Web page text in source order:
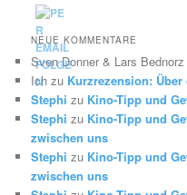
NEUE KOMMENTARE
Sven Donner & Lars Bednorz
Ich zu Kurzrezension:
Stephi zu Kino-Tipp und
Stephi zu Kino-Tipp und
zwischen uns
Stephi zu Kino-Tipp und
zwischen uns